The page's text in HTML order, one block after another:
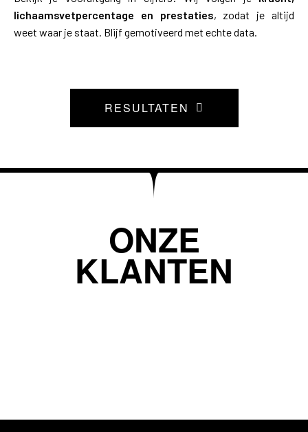
lichaamsvetpercentage en prestaties, zodat je altijd
weet waar je staat. Blijf gemotiveerd met echte data.
RESULTATEN
ONZE
KLANTEN